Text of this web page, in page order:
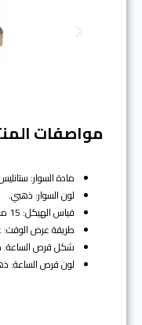
u
s
مواصفات
مادة السوار:
لون السوار: ذهبي.
قياس الهيكل: 15 ملم.
طريقة عرض الوقت:
شكل قرص الساعة:
لون قرص الساعة: